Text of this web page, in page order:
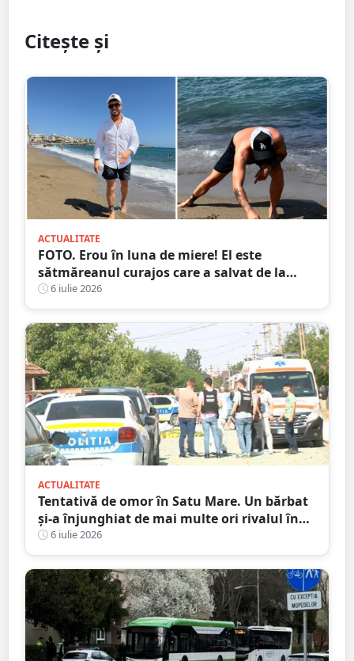
Citește și
ACTUALITATE
FOTO. Erou în luna de miere! El este
sătmăreanul curajos care a salvat de la
moarte o turistă în Creta
6 iulie 2026
ACTUALITATE
Tentativă de omor în Satu Mare. Un bărbat
și-a înjunghiat de mai multe ori rivalul în
urma unei crize de gelozie
6 iulie 2026